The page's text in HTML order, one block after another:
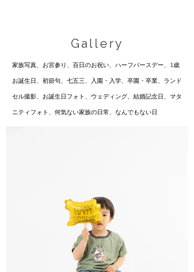
Gallery
家族写真、お宮参り、百日のお祝い、ハーフバースデー、1歳
お誕生日、初節句、七五三、入園・入学、卒園・卒業、ランド
セル撮影、お誕生日フォト、ウェディング、結婚記念日、マタ
ニティフォト、 何気ない家族の日常、なんでもない日